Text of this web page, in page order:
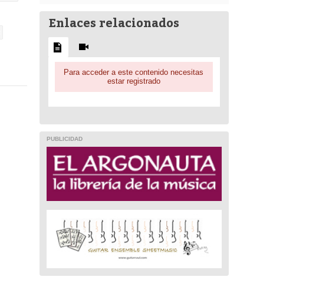
Enlaces relacionados
Para acceder a este contenido necesitas
estar registrado
PUBLICIDAD